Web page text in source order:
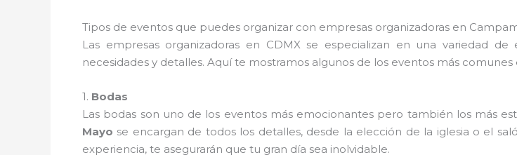
Tipos de eventos que puedes organizar con empresas organizadoras en
Las empresas organizadoras en CDMX se especializan en una variedad
necesidades y detalles. Aquí te mostramos algunos de los eventos más
1. Bodas
Las bodas son uno de los eventos más emocionantes pero también los más
Mayo se encargan de todos los detalles, desde la elección de la iglesia o el
experiencia, te asegurarán que tu gran día sea inolvidable.